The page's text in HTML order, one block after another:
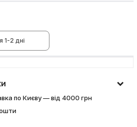
1-2 дні
по Києву — від 4000 грн